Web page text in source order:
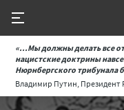
«...Мы должны делать все
нацистские доктрины
Нюрнбергского трибунала
Владимир Путин, Президент